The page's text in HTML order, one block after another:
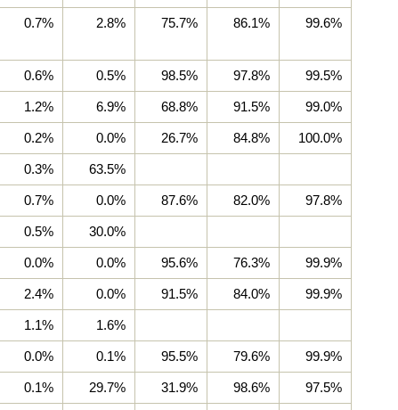
0.7% 2.8% 75.7% 86.1% 99.6%
0.6% 0.5% 98.5% 97.8% 99.5%
1.2% 6.9% 68.8% 91.5% 99.0%
0.2% 0.0% 26.7% 84.8% 100.0%
0.3% 63.5%
0.7% 0.0% 87.6% 82.0% 97.8%
0.5% 30.0%
0.0% 0.0% 95.6% 76.3% 99.9%
2.4% 0.0% 91.5% 84.0% 99.9%
1.1% 1.6%
0.0% 0.1% 95.5% 79.6% 99.9%
0.1% 29.7% 31.9% 98.6% 97.5%